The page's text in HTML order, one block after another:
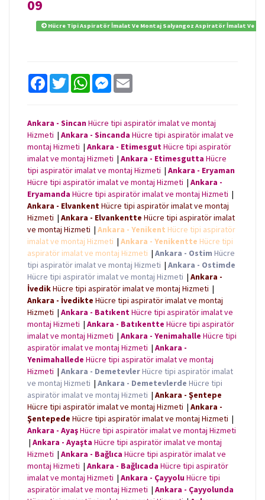
09
Hücre Tipi Aspiratör İmalat Ve Montaj Salyangoz Aspiratör İmalat Ve
F
o
o
k
T
w
e
r
W
A
p
p
M
n
g
e
r
Ankara - SincanHücre tipi aspiratör imalat ve montaj
Hizmeti | Ankara - Sincanda Hücre tipi aspiratör imalat ve
montaj Hizmeti | Ankara - EtimesgutHücre tipi aspiratör
imalat ve montaj Hizmeti | Ankara - Etimesgutta Hücre
tipi aspiratör imalat ve montaj Hizmeti | Ankara - Eryaman
Hücre tipi aspiratör imalat ve montaj Hizmeti | Ankara -
Eryamanda Hücre tipi aspiratör imalat ve montaj Hizmeti |
Ankara - ElvankentHücre tipi aspiratör imalat ve montaj
Hizmeti | Ankara - Elvankentte Hücre tipi aspiratör imalat
ve montaj Hizmeti | Ankara - Yenikent Hücre tipi aspiratör
imalat ve montaj Hizmeti | Ankara - Yenikentte Hücre tipi
aspiratör imalat ve montaj Hizmeti | Ankara - Ostim Hücre
tipi aspiratör imalat ve montaj Hizmeti | Ankara - Ostimde
Hücre tipi aspiratör imalat ve montaj Hizmeti | Ankara -
İvedikHücre tipi aspiratör imalat ve montaj Hizmeti |
Ankara - İvedikte Hücre tipi aspiratör imalat ve montaj
Hizmeti | Ankara - BatıkentHücre tipi aspiratör imalat ve
montaj Hizmeti | Ankara - Batıkentte Hücre tipi aspiratör
imalat ve montaj Hizmeti | Ankara - Yenimahalle Hücre tipi
aspiratör imalat ve montaj Hizmeti | Ankara -
Yenimahallede Hücre tipi aspiratör imalat ve montaj
Hizmeti | Ankara - DemetevlerHücre tipi aspiratör imalat
ve montaj Hizmeti | Ankara - Demetevlerde Hücre tipi
aspiratör imalat ve montaj Hizmeti | Ankara - Şentepe
Hücre tipi aspiratör imalat ve montaj Hizmeti | Ankara -
Şentepede Hücre tipi aspiratör imalat ve montaj Hizmeti |
Ankara - AyaşHücre tipi aspiratör imalat ve montaj Hizmeti
| Ankara - Ayaşta Hücre tipi aspiratör imalat ve montaj
Hizmeti | Ankara - Bağlıca Hücre tipi aspiratör imalat ve
montaj Hizmeti | Ankara - Bağlıcada Hücre tipi aspiratör
imalat ve montaj Hizmeti | Ankara - ÇayyoluHücre tipi
aspiratör imalat ve montaj Hizmeti | Ankara - Çayyolunda